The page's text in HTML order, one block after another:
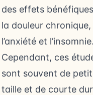
des effets
la douleur chronique,
l’anxiété et
Cependant, ces
sont souvent de
taille et de courte